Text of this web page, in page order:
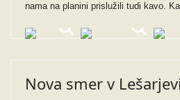
nama na planini prislužili tudi kavo.
Nova smer v